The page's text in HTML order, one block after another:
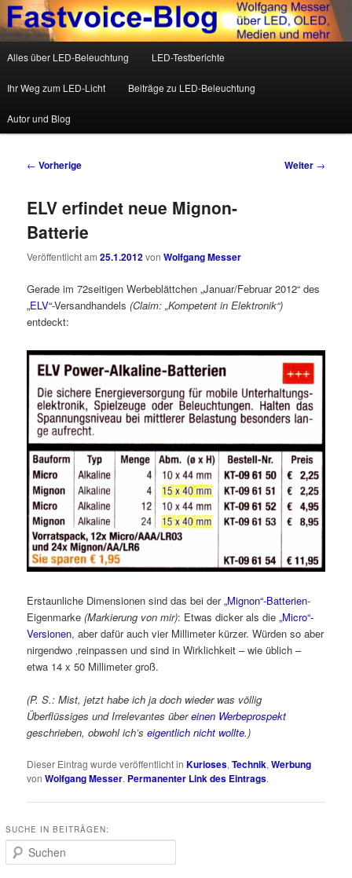
Fastvoice-Blog
Wolfgang Messer über LED, OLED, Medien und mehr
Zum Inhalt wechseln
Zum sekundären Inhalt wechseln
Alles über LED-Beleuchtung LED-Testberichte
Ihr Weg zum LED-Licht Beiträge zu LED-Beleuchtung
Autor und Blog
Beitrags-Navigation
← Vorherige Weiter →
ELV erfindet neue Mignon-
Batterie
Veröffentlicht am25.1.2012vonWolfgang Messer
Gerade im 72seitigen Werbeblättchen „Januar/Februar 2012“ des
„ELV“-Versandhandels(Claim: „Kompetent in Elektronik“)
entdeckt:
Erstaunliche Dimensionen sind das bei der„Mignon“-Batterien-
Eigenmarke(Markierung von mir): Etwas dicker als die„Micro“-
Versionen, aber dafür auch vier Millimeter kürzer. Würden so aber
nirgendwo ‚reinpassen und sind in Wirklichkeit – wie üblich –
etwa 14 x 50 Millimeter groß.
(P. S.: Mist, jetzt habe ich ja doch wieder was völlig
Überflüssiges und Irrelevantes übereinen Werbeprospekt
geschrieben, obwohl ich’seigentlich nicht wollte.)
Dieser Eintrag wurde veröffentlicht inKurioses,Technik,Werbung
vonWolfgang Messer. Permanenter Link des Eintrags.
SUCHE IN BEITRÄGEN:
Suchen